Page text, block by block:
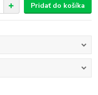
Pridať do košíka